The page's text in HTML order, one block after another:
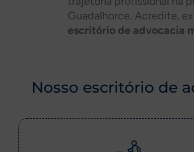
Guadalhorce. Acredite,
escritório de advocacia
Nosso escritório de